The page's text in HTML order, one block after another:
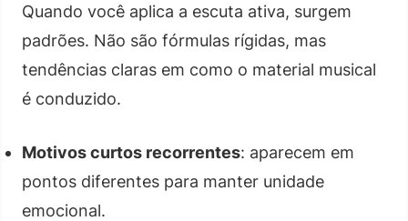
Quando você aplica a escuta ativa, surgem
padrões. Não são fórmulas rígidas, mas
tendências claras em como o material musical
é conduzido.
Motivos curtos recorrentes: aparecem em
pontos diferentes para manter unidade
emocional.